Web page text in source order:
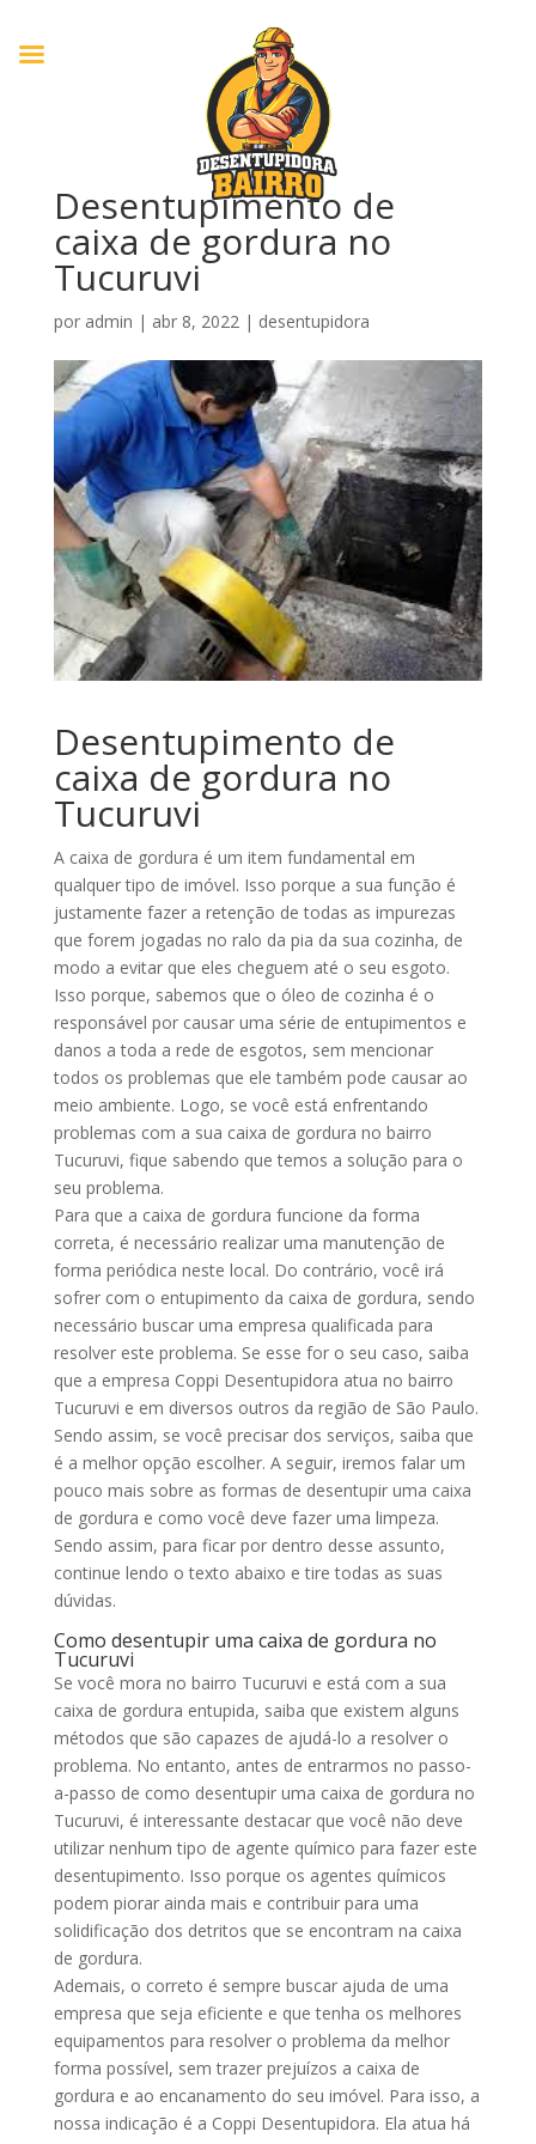
Desentupimento de
caixa de gordura no
Tucuruvi
por admin | abr 8, 2022| desentupidora
Desentupimento de
caixa de gordura no
Tucuruvi
A caixa de gordura é um item fundamental em
qualquer tipo de imóvel. Isso porque a sua função é
justamente fazer a retenção de todas as impurezas
que forem jogadas no ralo da pia da sua cozinha, de
modo a evitar que eles cheguem até o seu esgoto.
Isso porque, sabemos que o óleo de cozinha é o
responsável por causar uma série de entupimentos e
danos a toda a rede de esgotos, sem mencionar
todos os problemas que ele também pode causar ao
meio ambiente. Logo, se você está enfrentando
problemas com a sua caixa de gordura no bairro
Tucuruvi, fique sabendo que temos a solução para o
seu problema.
Para que a caixa de gordura funcione da forma
correta, é necessário realizar uma manutenção de
forma periódica neste local. Do contrário, você irá
sofrer com o entupimento da caixa de gordura, sendo
necessário buscar uma empresa qualificada para
resolver este problema. Se esse for o seu caso, saiba
que a empresa Coppi Desentupidora atua no bairro
Tucuruvi e em diversos outros da região de São Paulo.
Sendo assim, se você precisar dos serviços, saiba que
é a melhor opção escolher. A seguir, iremos falar um
pouco mais sobre as formas de desentupir uma caixa
de gordura e como você deve fazer uma limpeza.
Sendo assim, para ficar por dentro desse assunto,
continue lendo o texto abaixo e tire todas as suas
dúvidas.
Como desentupir uma caixa de gordura no
Tucuruvi
Se você mora no bairro Tucuruvi e está com a sua
caixa de gordura entupida, saiba que existem alguns
métodos que são capazes de ajudá-lo a resolver o
problema. No entanto, antes de entrarmos no passo-
a-passo de como desentupir uma caixa de gordura no
Tucuruvi, é interessante destacar que você não deve
utilizar nenhum tipo de agente químico para fazer este
desentupimento. Isso porque os agentes químicos
podem piorar ainda mais e contribuir para uma
solidificação dos detritos que se encontram na caixa
de gordura.
Ademais, o correto é sempre buscar ajuda de uma
empresa que seja eficiente e que tenha os melhores
equipamentos para resolver o problema da melhor
forma possível, sem trazer prejuízos a caixa de
gordura e ao encanamento do seu imóvel. Para isso, a
nossa indicação é a Coppi Desentupidora. Ela atua há